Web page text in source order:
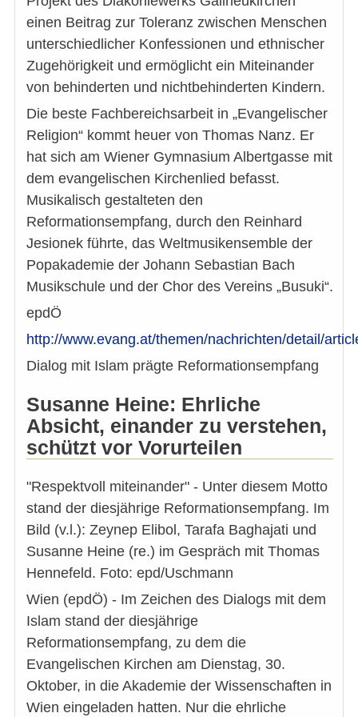
einen Beitrag zur Toleranz zwischen Menschen
unterschiedlicher Konfessionen und ethnischer
Zugehörigkeit und ermöglicht ein Miteinander
von behinderten und nichtbehinderten Kindern.
Die beste Fachbereichsarbeit in „Evangelischer
Religion“ kommt heuer von Thomas Nanz. Er
hat sich am Wiener Gymnasium Albertgasse mit
dem evangelischen Kirchenlied befasst.
Musikalisch gestalteten den
Reformationsempfang, durch den Reinhard
Jesionek führte, das Weltmusikensemble der
Popakademie der Johann Sebastian Bach
Musikschule und der Chor des Vereins „Busuki“.
epdÖ
http://www.evang.at/themen/nachrichten/detail/
Dialog mit Islam prägte Reformationsempfang
Susanne Heine: Ehrliche
Absicht, einander zu verstehen,
schützt vor Vorurteilen
"Respektvoll miteinander" - Unter diesem Motto
stand der diesjährige Reformationsempfang. Im
Bild (v.l.): Zeynep Elibol, Tarafa Baghajati und
Susanne Heine (re.) im Gespräch mit Thomas
Hennefeld. Foto: epd/Uschmann
Wien (epdÖ) - Im Zeichen des Dialogs mit dem
Islam stand der diesjährige
Reformationsempfang, zu dem die
Evangelischen Kirchen am Dienstag, 30.
Oktober, in die Akademie der Wissenschaften in
Wien eingeladen hatten. Nur die ehrliche